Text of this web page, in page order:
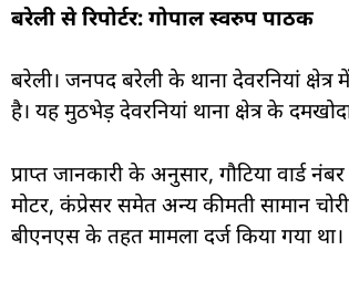
बरेली से रिपोर्टर: गोपाल स्वरुप पाठक
बरेली। जनपद बरेली के थाना देवरनियां
है। यह मुठभेड़ देवरनियां थाना क्षेत्र के
प्राप्त जानकारी के अनुसार, गौटिया वार्ड
मोटर, कंप्रेसर समेत अन्य कीमती सामान
बीएनएस के तहत मामला दर्ज किया गया था।